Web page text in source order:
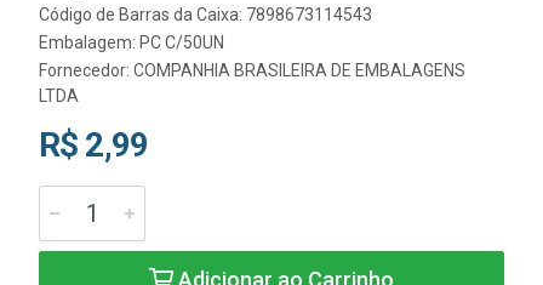
Código de Barras da Caixa: 7898673114543
Embalagem: PC C/50UN
Fornecedor: COMPANHIA BRASILEIRA DE EMBALAGENS
LTDA
R$ 2,99
Adicionar ao Carrinho